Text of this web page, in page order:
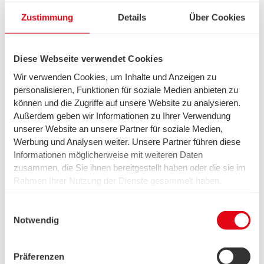
Zustimmung Details Über Cookies
Diese Webseite verwendet Cookies
Wir verwenden Cookies, um Inhalte und Anzeigen zu
personalisieren, Funktionen für soziale Medien anbieten zu
können und die Zugriffe auf unsere Website zu analysieren.
Außerdem geben wir Informationen zu Ihrer Verwendung
unserer Website an unsere Partner für soziale Medien,
Werbung und Analysen weiter. Unsere Partner führen diese
Informationen möglicherweise mit weiteren Daten
zusammen, die Sie ihnen bereitgestellt haben oder die sie im
Rahmen Ihrer Nutzung der Dienste gesammelt haben.
existiert. Das birgt das Risiko des unbemerkten Zugriffs
durch Behörden, das Fehlen von Betroffenenrechten,
Daten.
Notwendig
Präferenzen
Nachhaltigkeit
Was sind
PFAS?
Innovation